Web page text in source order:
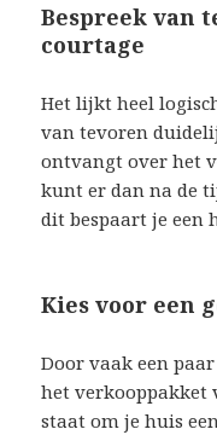
Bespreek van
courtage
Het lijkt heel
van tevoren
ontvangt over het
kunt er dan na de
dit bespaart je een
Kies voor een
Door vaak een
het verkooppakket
staat om je huis